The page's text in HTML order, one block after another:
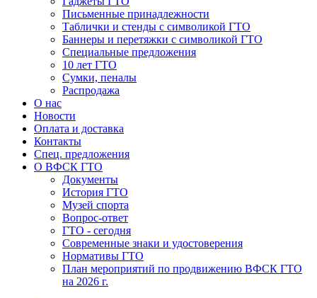
Письменные принадлежности
Таблички и стенды с символикой ГТО
Баннеры и перетяжки с символикой ГТО
Специальные предложения
10 лет ГТО
Сумки, пеналы
Распродажа
О нас
Новости
Оплата и доставка
Контакты
Спец. предложения
О ВФСК ГТО
Документы
История ГТО
Музей спорта
Вопрос-ответ
ГТО - сегодня
Современные знаки и удостоверения
Нормативы ГТО
План мероприятий по продвижению ВФСК ГТО
на 2026 г.